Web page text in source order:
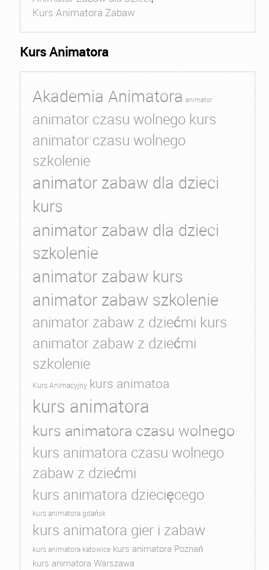
Kurs Animatora Zabaw
Kurs Animatora
Akademia Animatora animator
animator czasu wolnego kurs
animator czasu wolnego
szkolenie
animator zabaw dla dzieci
kurs
animator zabaw dla dzieci
szkolenie
animator zabaw kurs
animator zabaw szkolenie
animator zabaw z dziećmi kurs
animator zabaw z dziećmi
szkolenie
Kurs Animacyjny kurs animatoa
kurs animatora
kurs animatora czasu wolnego
kurs animatora czasu wolnego
zabaw z dziećmi
kurs animatora dziecięcego
kurs animatora gdańsk
kurs animatora gier i zabaw
kurs animatora katowice kurs animatora Poznań
kurs animatora Warszawa